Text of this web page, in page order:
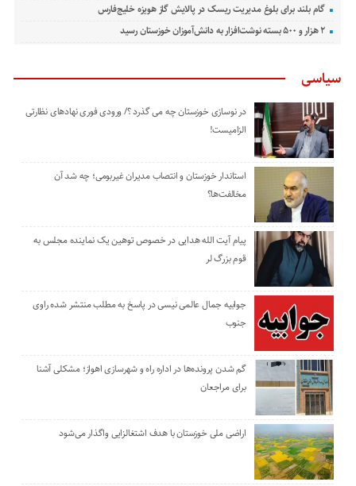
گام بلند برای بلوغ مدیریت ریسک در پالایش گاز هویزه خلیج‌فارس
۲ هزار و ۵۰۰ بسته نوشت‌افزار به دانش‌آموزان خوزستان رسید
سیاسی
در نوسازی خوزستان چه می گذرد ؟/ ورودی فوری نهادهای نظارتی
الزامیست!
استاندار خوزستان و انتصاب مدیران غیربومی؛ چه شد آن
مخالفت‌ها؟
پیام آیت الله هدایی در خصوص توهین یک نماینده مجلس به
قوم بزرگ لر
جوابیه جمال عالمی نیسی در پاسخ به مطلب منتشر شده راوی
جنوب
گم شدن پرونده‌ها در اداره راه و شهرسازی اهواز؛ مشکلی آشنا
برای مراجعان
اراضی ملی خوزستان با هدف اشتغالزایی واگذار می‌شود